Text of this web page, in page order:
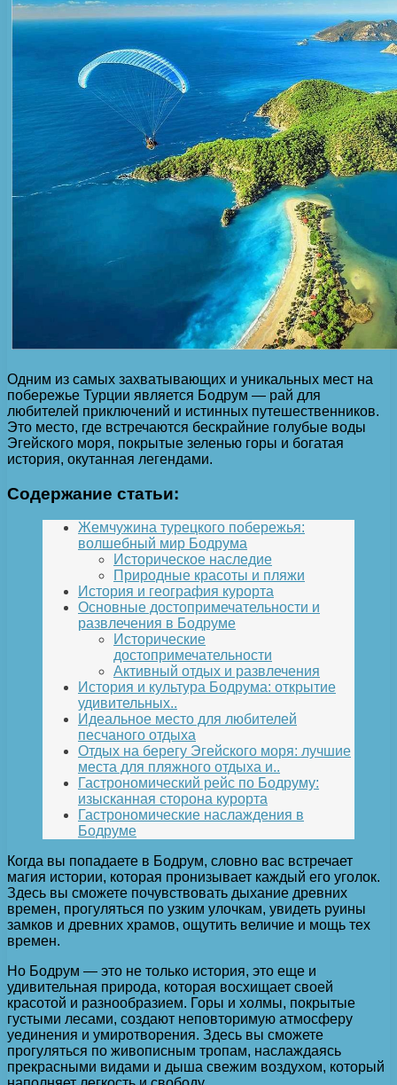
Одним из самых захватывающих и уникальных мест на
побережье Турции является Бодрум — рай для
любителей приключений и истинных путешественников.
Это место, где встречаются бескрайние голубые воды
Эгейского моря, покрытые зеленью горы и богатая
история, окутанная легендами.
Содержание статьи:
Жемчужина турецкого побережья:
волшебный мир Бодрума
Историческое наследие
Природные красоты и пляжи
История и география курорта
Основные достопримечательности и
развлечения в Бодруме
Исторические
достопримечательности
Активный отдых и развлечения
История и культура Бодрума: открытие
удивительных..
Идеальное место для любителей
песчаного отдыха
Отдых на берегу Эгейского моря: лучшие
места для пляжного отдыха и..
Гастрономический рейс по Бодруму:
изысканная сторона курорта
Гастрономические наслаждения в
Бодруме
Когда вы попадаете в Бодрум, словно вас встречает
магия истории, которая пронизывает каждый его уголок.
Здесь вы сможете почувствовать дыхание древних
времен, прогуляться по узким улочкам, увидеть руины
замков и древних храмов, ощутить величие и мощь тех
времен.
Но Бодрум — это не только история, это еще и
удивительная природа, которая восхищает своей
красотой и разнообразием. Горы и холмы, покрытые
густыми лесами, создают неповторимую атмосферу
уединения и умиротворения. Здесь вы сможете
прогуляться по живописным тропам, наслаждаясь
прекрасными видами и дыша свежим воздухом, который